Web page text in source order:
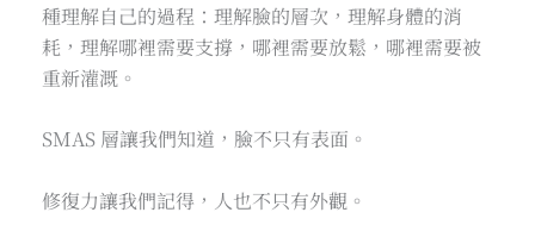
種理解自己的過程：理解臉的層次，理解身體的消
耗，理解哪裡需要支撐，哪裡需要放鬆，哪裡需要被
重新灌溉。
SMAS 層讓我們知道，臉不只有表面。
修復力讓我們記得，人也不只有外觀。